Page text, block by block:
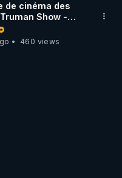
de cinéma des
Show -
460 views